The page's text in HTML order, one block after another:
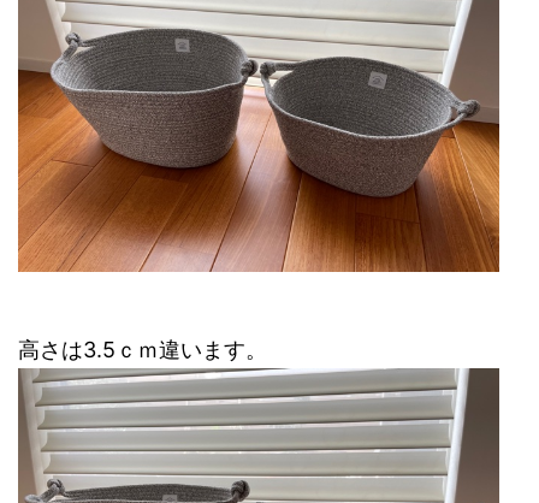
高さは3.5ｃｍ違います。